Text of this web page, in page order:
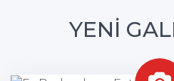
YENİ